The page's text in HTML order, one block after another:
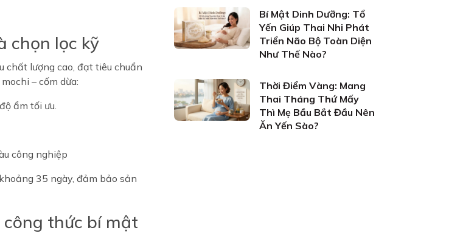
chọn lọc kỹ
chất lượng cao, đạt tiêu chuẩn
– cốm dừa:
ẩm tối ưu.
công nghiệp
35 ngày, đảm bảo sản
công thức bí mật
Bí Mật Dinh Dưỡng: Tổ
Yến Giúp Thai Nhi Phát
Triển Não Bộ Toàn Diện
Như Thế Nào?
Thời Điểm Vàng: Mang
Thai Tháng Thứ Mấy
Thì Mẹ Bầu Bắt Đầu Nên
Ăn Yến Sào?